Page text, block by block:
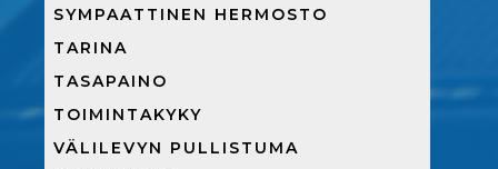
SYMPAATTINEN HERMOSTO
TARINA
TASAPAINO
TOIMINTAKYKY
VÄLILEVYN PULLISTUMA